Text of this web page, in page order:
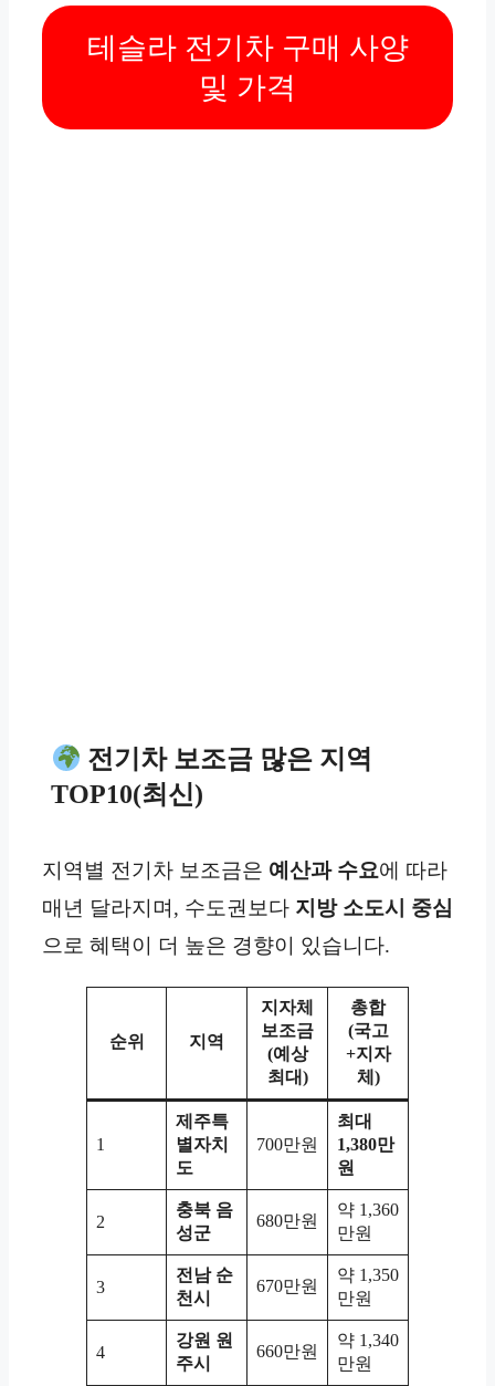
테슬라 전기차 구매 사양
및 가격
전기차 보조금 많은 지역
TOP10(최신)
지역별 전기차 보조금은 예산과 수요에 따라
매년 달라지며, 수도권보다 지방 소도시 중심
으로 혜택이 더 높은 경향이 있습니다.
순위 지역
지자체
보조금
(예상
최대)
총합
(국고
+지자
체)
1
제주특
별자치
도
700만원
최대
1,380만
원
2
충북 음
성군
680만원
약 1,360
만원
3
전남 순
천시
670만원
약 1,350
만원
4
강원 원
주시
660만원
약 1,340
만원